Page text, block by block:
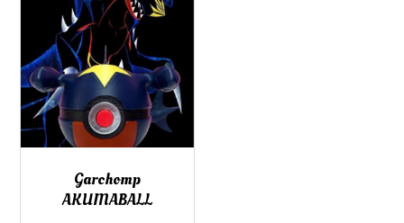
Garchomp
AKUMABALL